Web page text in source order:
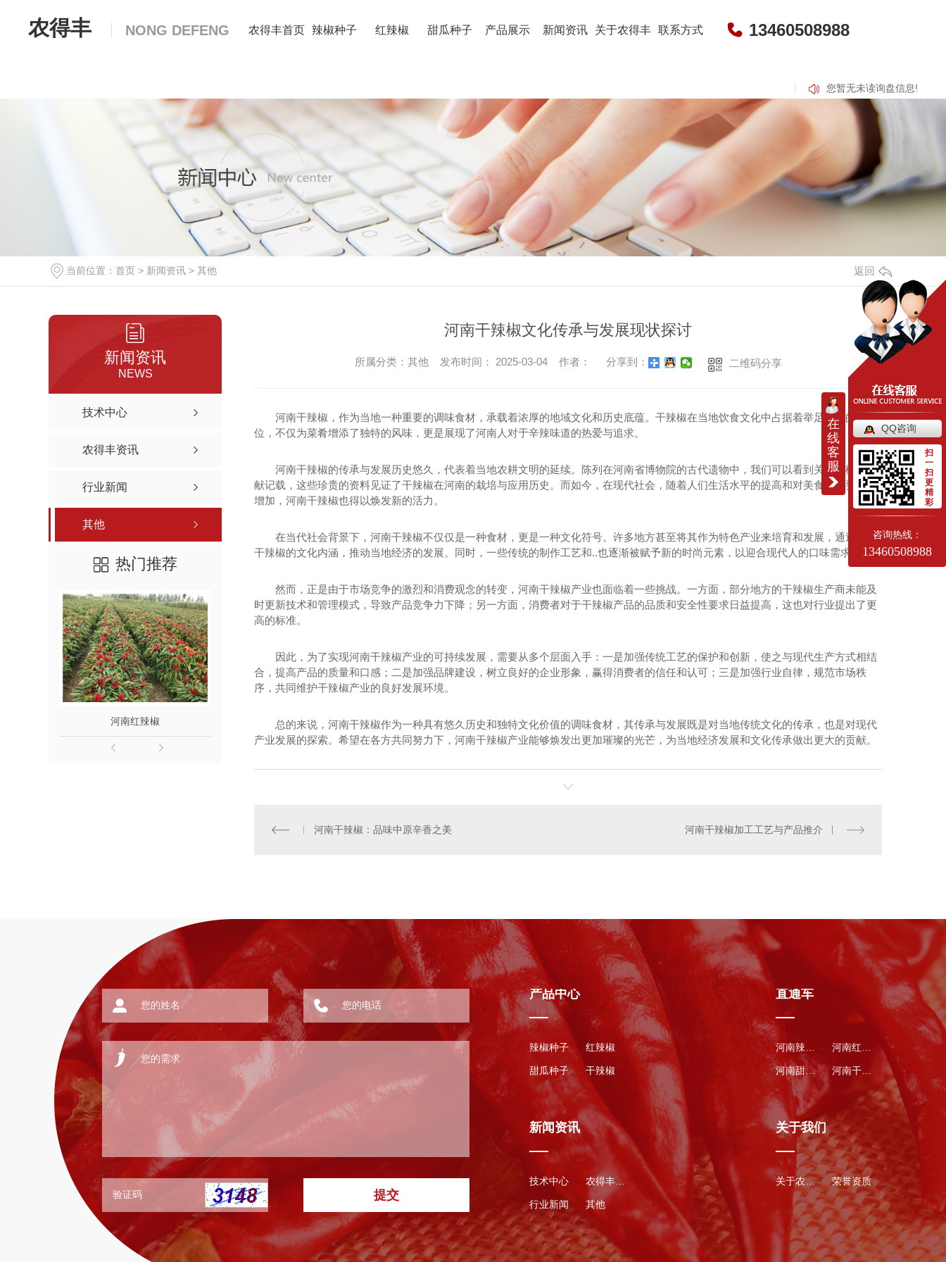
农得丰 NONG DEFENG 农得丰首页 辣椒种子 红辣椒 甜瓜种子 产品展示
辣椒种子
包黑子神鹰十八
奥峰518
红丰新一代
辣椒种子价格-奥峰新一代
辣椒种子批发-奥峰三樱8号
红辣椒
河南红辣椒
河南红辣椒厂家
甜瓜种子
河南甜瓜种子培育-包黑子花花牛
干辣椒
河南干辣椒价格
新闻资讯 关于农得丰 联系方式 13460508988
您暂无未读询盘信息!
当前位置： 首页 > 新闻资讯 > 其他 返回
新闻资讯
NEWS
技术中心
农得丰资讯
行业新闻
其他
热门推荐
河南红辣椒 河南干辣椒 河南红辣椒厂家 河南甜瓜种子培育-包黑子花花牛
河南干辣椒文化传承与发展现状探讨
所属分类：其他 发布时间： 2025-03-04 作者： 分享到： 二维码分享
河南干辣椒，作为当地一种重要的调味食材，承载着浓厚的地域文化和历史底蕴。干辣椒在当地饮食文化中占据着举足轻重的地
位，不仅为菜肴增添了独特的风味，更是展现了河南人对于辛辣味道的热爱与追求。
河南干辣椒的传承与发展历史悠久，代表着当地农耕文明的延续。陈列在河南省博物院的古代遗物中，我们可以看到关于辣椒的文
献记载，这些珍贵的资料见证了干辣椒在河南的栽培与应用历史。而如今，在现代社会，随着人们生活水平的提高和对美食品质要求的
增加，河南干辣椒也得以焕发新的活力。
在当代社会背景下，河南干辣椒不仅仅是一种食材，更是一种文化符号。许多地方甚至将其作为特色产业来培育和发展，通过深挖
干辣椒的文化内涵，推动当地经济的发展。同时，一些传统的制作工艺和..也逐渐被赋予新的时尚元素，以迎合现代人的口味需求。
然而，正是由于市场竞争的激烈和消费观念的转变，河南干辣椒产业也面临着一些挑战。一方面，部分地方的干辣椒生产商未能及
时更新技术和管理模式，导致产品竞争力下降；另一方面，消费者对于干辣椒产品的品质和安全性要求日益提高，这也对行业提出了更
高的标准。
因此，为了实现河南干辣椒产业的可持续发展，需要从多个层面入手：一是加强传统工艺的保护和创新，使之与现代生产方式相结
合，提高产品的质量和口感；二是加强品牌建设，树立良好的企业形象，赢得消费者的信任和认可；三是加强行业自律，规范市场秩
序，共同维护干辣椒产业的良好发展环境。
总的来说，河南干辣椒作为一种具有悠久历史和独特文化价值的调味食材，其传承与发展既是对当地传统文化的传承，也是对现代
产业发展的探索。希望在各方共同努力下，河南干辣椒产业能够焕发出更加璀璨的光芒，为当地经济发展和文化传承做出更大的贡献。
河南干辣椒：品味中原辛香之美 河南干辣椒加工工艺与产品推介
提交
产品中心
辣椒种子 红辣椒
甜瓜种子 干辣椒
直通车
河南辣椒种子 河南红辣椒
河南甜瓜种子 河南干辣椒
新闻资讯
技术中心 农得丰资讯
行业新闻 其他
关于我们
关于农得丰 荣誉资质
在
线
客
服
QQ咨询
扫
一
扫
更
精
彩
咨询热线：
13460508988